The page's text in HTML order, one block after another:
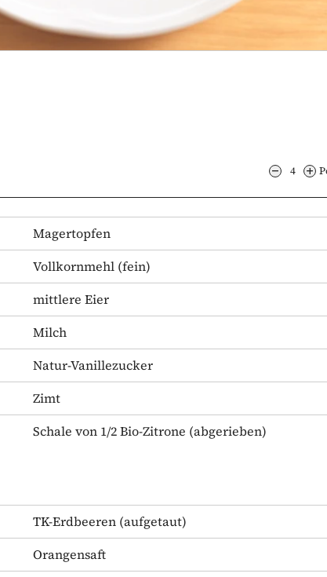
4
Magertopfen
Vollkornmehl (fein)
mittlere Eier
Milch
Natur-Vanillezucker
Zimt
Schale von 1/2 Bio-Zitrone (abgerieben)
TK-Erdbeeren (aufgetaut)
Orangensaft